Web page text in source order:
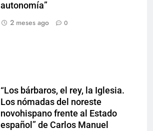
autonomía”
2 meses ago
0
“Los bárbaros, el rey, la Iglesia.
Los nómadas del noreste
novohispano frente al Estado
español” de Carlos Manuel